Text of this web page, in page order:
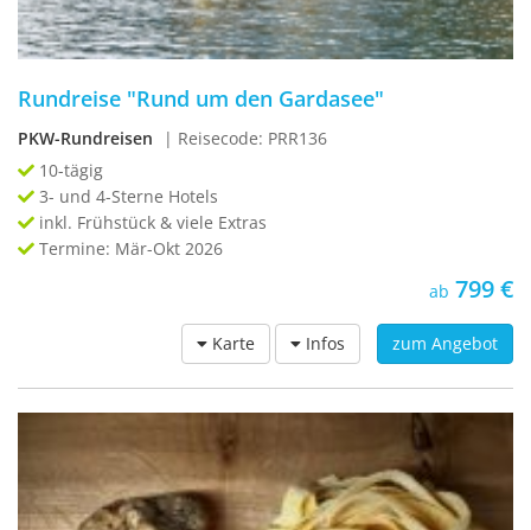
Rundreise "Rund um den Gardasee"
PKW-Rundreisen
| Reisecode: PRR136
10-tägig
3- und 4-Sterne Hotels
inkl. Frühstück & viele Extras
Termine: Mär-Okt 2026
ab 799 €
Karte Infos zum Angebot